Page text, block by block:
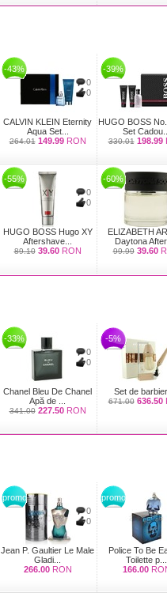
-43%
0
0
CALVIN KLEIN Eternity
Aqua Set...
264.01 149.99 RON
-39%
HUGO BOSS
Set
330.01 198.99
-55%
0
0
HUGO BOSS Hugo XY
Aftershave...
89.10 39.60 RON
-60%
ELIZABETH
Daytona
99.99 39.60
-33%
0
0
Chanel Bleu De Chanel
Apă de ...
341.00 227.50 RON
-5%
Set de
671.00 636.50
promo
0
0
Jean P. Gaultier Le Male
Gladi...
266.00 RON
promo
Police To Be
Toilette p...
166.00